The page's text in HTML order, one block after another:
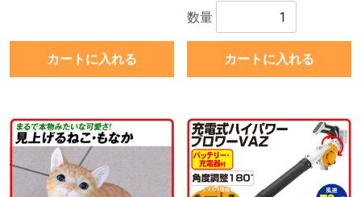
カートに入れる
数量
カートに入れる